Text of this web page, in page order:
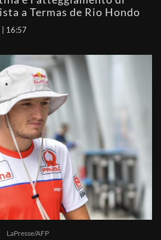
a Termas de Rio Hondo
16:57
LaPresse/AFP